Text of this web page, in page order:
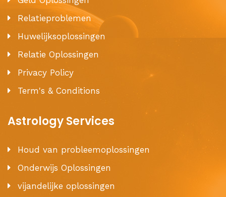
Relatieproblemen
Huwelijksoplossingen
Relatie Oplossingen
Privacy Policy
Term's & Conditions
Astrology Services
Houd van probleemoplossingen
Onderwijs Oplossingen
vijandelijke oplossingen